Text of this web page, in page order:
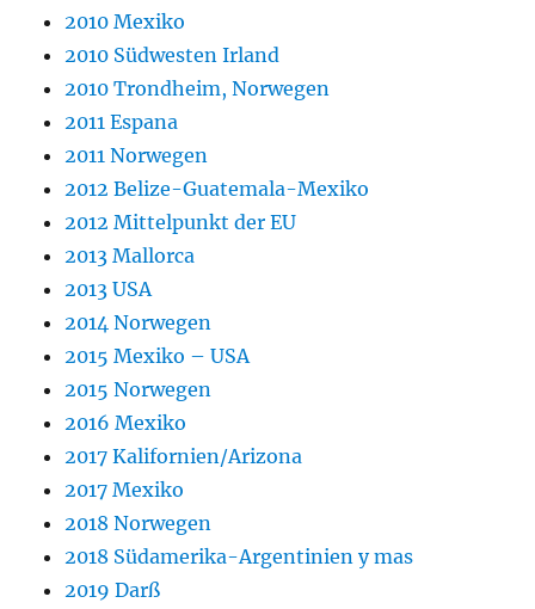
2010 Mexiko
2010 Südwesten Irland
2010 Trondheim, Norwegen
2011 Espana
2011 Norwegen
2012 Belize-Guatemala-Mexiko
2012 Mittelpunkt der EU
2013 Mallorca
2013 USA
2014 Norwegen
2015 Mexiko – USA
2015 Norwegen
2016 Mexiko
2017 Kalifornien/Arizona
2017 Mexiko
2018 Norwegen
2018 Südamerika-Argentinien y mas
2019 Darß